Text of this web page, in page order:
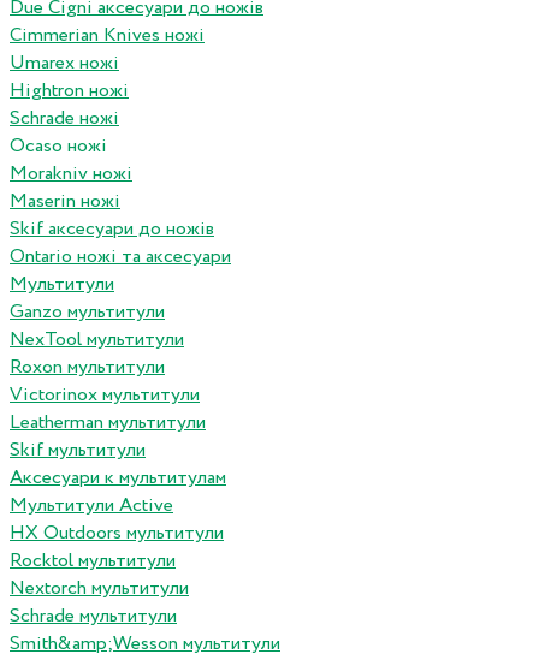
Due Cigni аксесуари до ножів
Cimmerian Knives ножі
Umarex ножі
Hightron ножі
Schrade ножі
Ocaso ножі
Morakniv ножі
Maserin ножі
Skif аксесуари до ножів
Ontario ножі та аксесуари
Мультитули
Ganzo мультитули
NexTool мультитули
Roxon мультитули
Victorinox мультитули
Leatherman мультитули
Skif мультитули
Аксесуари к мультитулам
Мультитули Active
HX Outdoors мультитули
Rocktol мультитули
Nextorch мультитули
Schrade мультитули
Smith&amp;Wesson мультитули